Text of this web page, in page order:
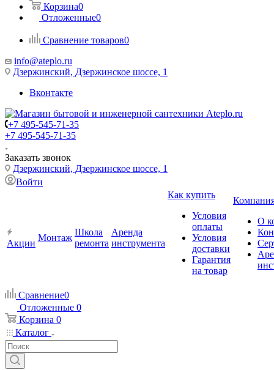
Корзина0
Отложенные0
Сравнение товаров0
info@ateplo.ru
Дзержинский, Дзержинское шоссе, 1
Вконтакте
+7 495-545-71-35
+7 495-545-71-35
Заказать звонок
Дзержинский, Дзержинское шоссе, 1
Войти
Акции
Монтаж
Школа
ремонта
Аренда
инструмента
Как купить
Условия
оплаты
Условия
доставки
Гарантия
на товар
О
Сравнение0
Отложенные 0
Корзина 0
Каталог